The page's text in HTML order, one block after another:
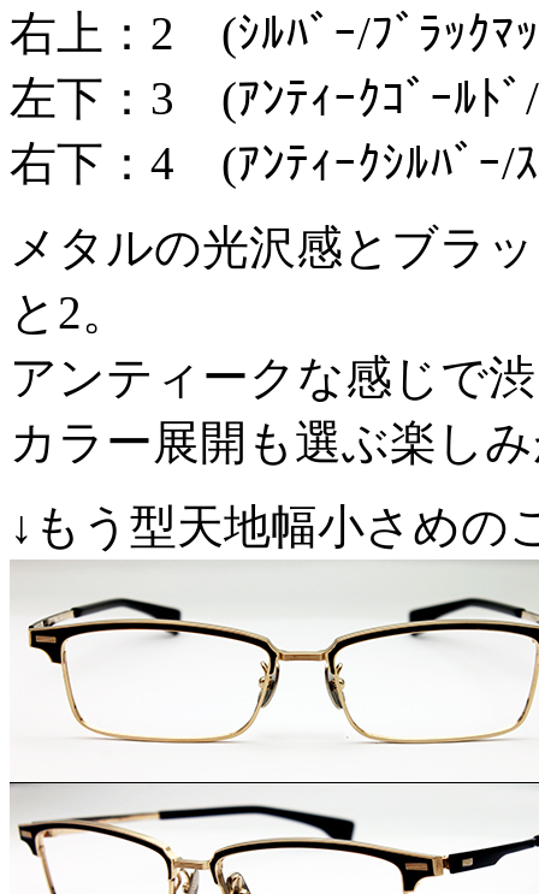
右上：2 (ｼﾙﾊﾞｰ/ﾌﾞﾗｯｸﾏ
左下：3 (ｱﾝﾃｨｰｸｺﾞｰﾙﾄﾞ/
右下：4 (ｱﾝﾃｨｰｸｼﾙﾊﾞｰ/ｽ
メタルの光沢感とブラ
と2。
アンティークな感じで
カラー展開も選ぶ楽し
↓もう型天地幅小さめの